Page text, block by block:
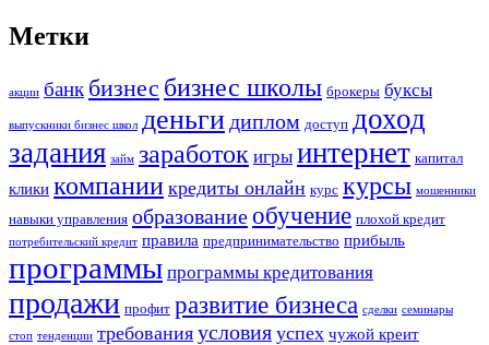
Метки
акции банк бизнес бизнес школы брокеры буксы
выпускники бизнес школ деньги диплом доступ доход
задания займ заработок игры интернет капитал
клики компании кредиты онлайн курс курсы мошенники
навыки управления образованиеобучение плохой кредит
потребительский кредит правила предпринимательство прибыль
программы программы кредитования
продажи профит развитие бизнеса сделки семинары
стоп тенденции требования условия успех чужой креит